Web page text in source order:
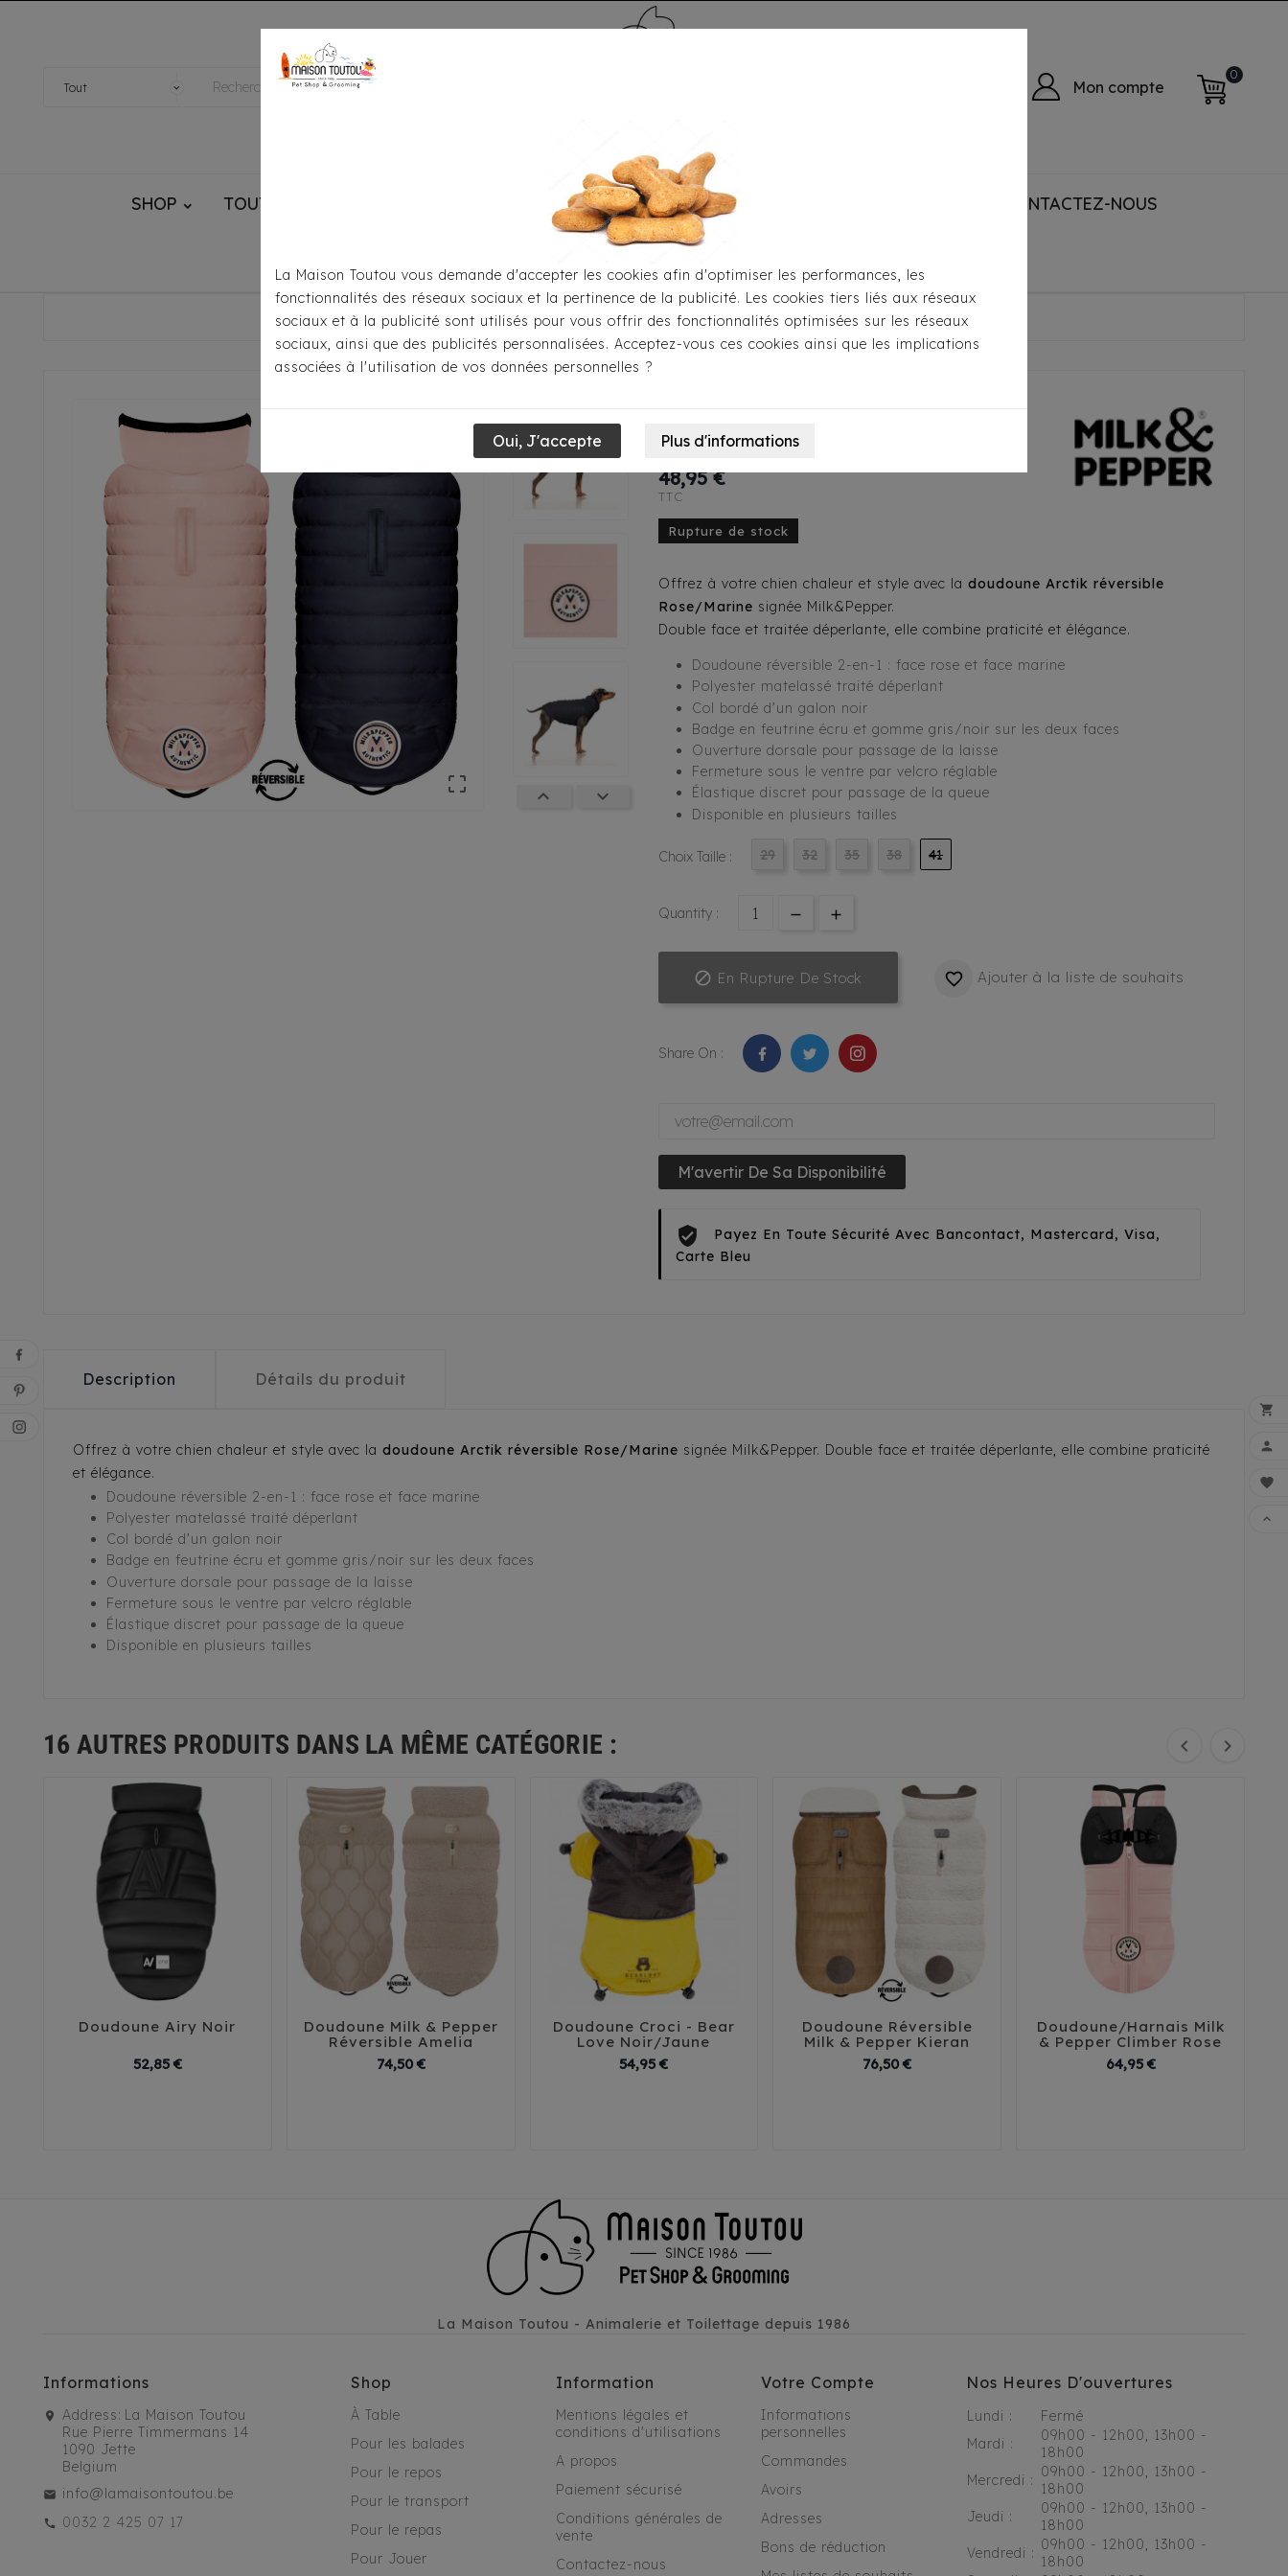
Mon compte
0
SHOP TOUTOU® HANDMADE MÉDAILLE - PET ID TAG TOILETTAGE CONTACTEZ-NOUS
Accueil Pour S'habiller Manteaux Doudoune Arctik Réversible Rose/Marine Milk&Pepper

 
Doudoune Arctik Réversible
Rose/Marine Milk&Pepper
48,95 €
TTC
Rupture de stock
Offrez à votre chien chaleur et style avec la doudoune Arctik réversible
Rose/Marine signée Milk&Pepper.
Double face et traitée déperlante, elle combine praticité et élégance.
Doudoune réversible 2-en-1 : face rose et face marine
Polyester matelassé traité déperlant
Col bordé d’un galon noir
Badge en feutrine écru et gomme gris/noir sur les deux faces
Ouverture dorsale pour passage de la laisse
Fermeture sous le ventre par velcro réglable
Élastique discret pour passage de la queue
Disponible en plusieurs tailles
Choix Taille : 29 32 35 38 41
Quantity :
 En Rupture De Stock  Ajouter à la liste de souhaits
Share On :
M'avertir De Sa Disponibilité
Payez En Toute Sécurité Avec Bancontact, Mastercard, Visa,
Carte Bleu
Description Détails du produit
Offrez à votre chien chaleur et style avec la doudoune Arctik réversible Rose/Marine signée Milk&Pepper. Double face et traitée déperlante, elle combine praticité
et élégance.
Doudoune réversible 2-en-1 : face rose et face marine
Polyester matelassé traité déperlant
Col bordé d’un galon noir
Badge en feutrine écru et gomme gris/noir sur les deux faces
Ouverture dorsale pour passage de la laisse
Fermeture sous le ventre par velcro réglable
Élastique discret pour passage de la queue
Disponible en plusieurs tailles
16 AUTRES PRODUITS DANS LA MÊME CATÉGORIE :  

Doudoune Airy Noir
52,85 €Prix
  
Doudoune Milk & Pepper
Réversible Amelia
74,50 €Prix
  
Doudoune Croci - Bear
Love Noir/Jaune
54,95 €Prix
  
Doudoune Réversible
Milk & Pepper Kieran
76,50 €Prix
  
Doudoune/Harnais Milk
& Pepper Climber Rose
64,95 €Prix
La Maison Toutou - Animalerie et Toilettage depuis 1986
Informations
Address: La Maison Toutou
Rue Pierre Timmermans 14
1090 Jette
Belgium
info@lamaisontoutou.be
0032 2 425 07 17
Shop
À Table
Pour les balades
Pour le repos
Pour le transport
Pour le repas
Pour Jouer
Information
Mentions légales et
conditions d'utilisations
A propos
Paiement sécurisé
Conditions générales de
vente
Contactez-nous
Votre Compte
Informations
personnelles
Commandes
Avoirs
Adresses
Bons de réduction
Nos Heures D'ouvertures
Lundi :
Fermé
Mardi :
09h00 - 12h00, 13h00 -
18h00
Mercredi : 09h00 - 12h00, 13h00 -
18h00
Jeudi :
09h00 - 12h00, 13h00 -
18h00
Vendredi : 09h00 - 12h00, 13h00 -
18h00
La Maison Toutou vous demande d'accepter les cookies afin d'optimiser les performances, les
fonctionnalités des réseaux sociaux et la pertinence de la publicité. Les cookies tiers liés aux réseaux
sociaux et à la publicité sont utilisés pour vous offrir des fonctionnalités optimisées sur les réseaux
sociaux, ainsi que des publicités personnalisées. Acceptez-vous ces cookies ainsi que les implications
associées à l'utilisation de vos données personnelles ?



